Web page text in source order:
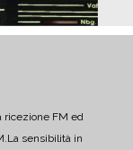
ricezione FM ed
La sensibilità in